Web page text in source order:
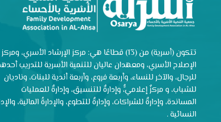
تتكون (أسرية) من (13) قطاعًا هي: مركز الإرشاد الأسري، ومركز
الإصلاح الأسري، ومعهدان عاليان للتنمية الأسرية للتدريب
للرجال، والآخر للنساء، وأربعة فروع، وأربعة أندية للبنات، وناديان
للشباب، و مركزٌ إعلاميٌّ، وإدارةٌ للتنسيق، وإدارةٌ للعمليات
المساندة، وإدارةٌ للشراكات، وإدارةٌ للتطوع، والإدارةُ المالية،
النسائية .